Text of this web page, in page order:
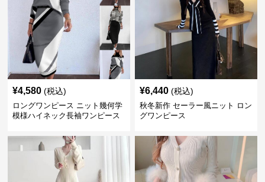
¥4,580 (税込)
ロングワンピース ニット幾何学
模様ハイネック長袖ワンピース
¥6,440 (税込)
秋冬新作 セーラー風ニット ロン
グワンピース